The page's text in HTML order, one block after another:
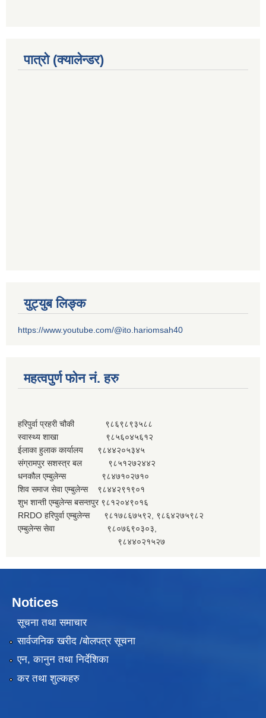
पात्रो (क्यालेन्डर)
युट्युब लिङ्क
https://www.youtube.com/@ito.hariomsah40
महत्वपुर्ण फोन नं. हरु
हरिपुर्वा प्रहरी चौकी ९८६९८९३५८८
स्वास्थ्य शाखा ९८५६०४५६१२
ईलाका हुलाक कार्यालय ९८४४२०५३४५
संग्रामपुर सशस्त्र बल ९८५१२७२४४२
धनकौल एम्बुलेन्स ९८४७१०२७१०
शिव समाज सेवा एम्बुलेन्स ९८४४२९१९०१
शुभ शान्ती एम्बुलेन्स बसन्तपुर ९८१२०४९०१६
RRDO हरिपुर्वा एम्बुलेन्स ९८१७८६७५९२, ९८६४२७५९८२
एम्बुलेन्स सेवा ९८०७६९०३०३,
९८४४०२१५२७
Notices
सूचना तथा समाचार
सार्वजनिक खरीद /बोलपत्र सूचना
एन, कानुन तथा निर्देशिका
कर तथा शुल्कहरु